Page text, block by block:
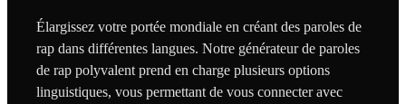
Élargissez votre portée mondiale en créant des paroles de
rap dans différentes langues. Notre générateur de paroles
de rap polyvalent prend en charge plusieurs options
linguistiques, vous permettant de vous connecter avec